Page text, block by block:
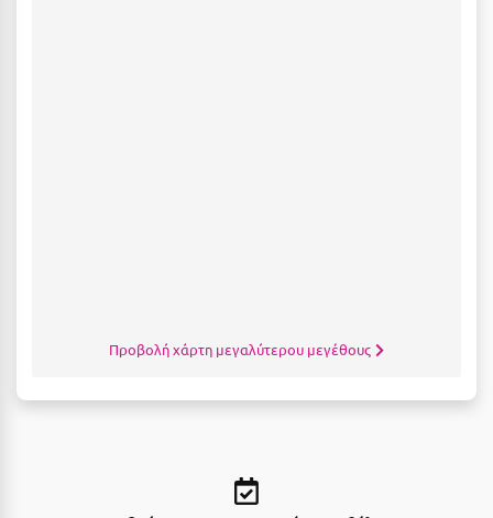
Προβολή χάρτη μεγαλύτερου μεγέθους